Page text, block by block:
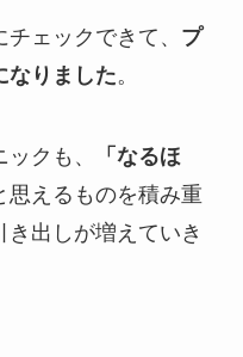
ェックできて、 プ
なりました。
クも、
「なるほ
思えるものを積み重
出しが増えていき